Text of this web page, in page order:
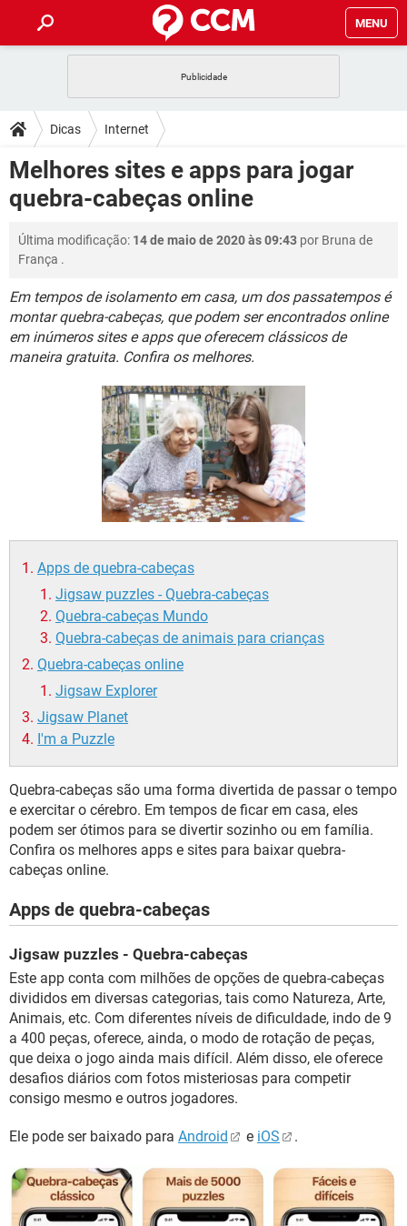
MENU
CELULAR
OUTLOOK EXCEL
INSTAGRAM GMAIL
DICAS
JOGOS
CELULAR FACEBOOK
OUTLOOK
INSTAGRAM GMAIL
DOWNLOADS
JOGOS WHATSAPP
OUTLOOK
INSTAGRAM
GUIA DE COMPRAS
FÓRUM
JOGOS WHATSAPP
OUTLOOK EXCEL
INSTAGRAM GMAIL
GUIA DE COMPRAS
GLOSSÁRIO
JOGOS WHATSAPP
CELULAR FACEBOOK
OUTLOOK EXCEL
GUIA DE COMPRAS
Dicas Internet
Melhores sites e apps para jogar
quebra-cabeças online
Última modificação: 14 de maio de 2020 às 09:43 por Bruna de
França .
Em tempos de isolamento em casa, um dos passatempos é
montar quebra-cabeças, que podem ser encontrados online
em inúmeros sites e apps que oferecem clássicos de
maneira gratuita. Confira os melhores.
Apps de quebra-cabeças
Jigsaw puzzles - Quebra-cabeças
Quebra-cabeças Mundo
Quebra-cabeças de animais para crianças
Quebra-cabeças online
Jigsaw Explorer
Jigsaw Planet
I'm a Puzzle
Quebra-cabeças são uma forma divertida de passar o tempo
e exercitar o cérebro. Em tempos de ficar em casa, eles
podem ser ótimos para se divertir sozinho ou em família.
Confira os melhores apps e sites para baixar quebra-
cabeças online.
Apps de quebra-cabeças
Jigsaw puzzles - Quebra-cabeças
Este app conta com milhões de opções de quebra-cabeças
divididos em diversas categorias, tais como Natureza, Arte,
Animais, etc. Com diferentes níveis de dificuldade, indo de 9
a 400 peças, oferece, ainda, o modo de rotação de peças,
que deixa o jogo ainda mais difícil. Além disso, ele oferece
desafios diários com fotos misteriosas para competir
consigo mesmo e outros jogadores.
Ele pode ser baixado para Android e iOS .